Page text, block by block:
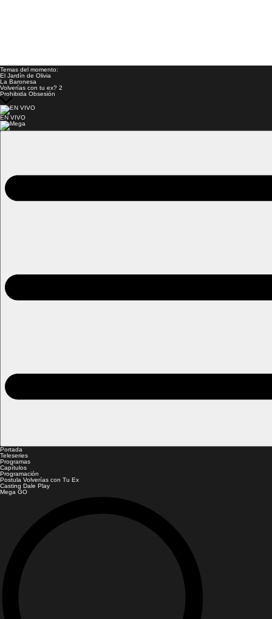
Temas del momento:
El Jardín de Olivia
La Baronesa
Volverías con tu ex? 2
Prohibida Obsesión
EN VIVO
Portada
Teleseries
Programas
Capítulos
Programación
Postula Volverías con Tu Ex
Casting Dale Play
Mega GO